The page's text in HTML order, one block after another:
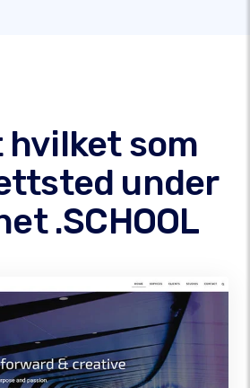
hvilket som
under
.SCHOOL